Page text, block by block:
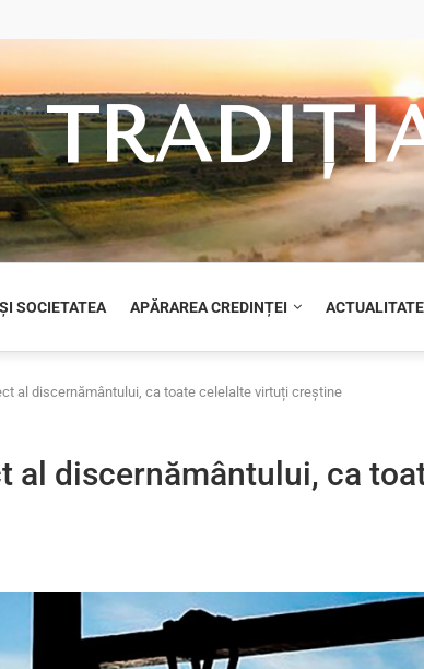
SOCIETATEA APĂRAREA CREDINȚEI ACTUALITATE
al discernământului, ca toate celelalte virtuți creștine
al discernământului, ca